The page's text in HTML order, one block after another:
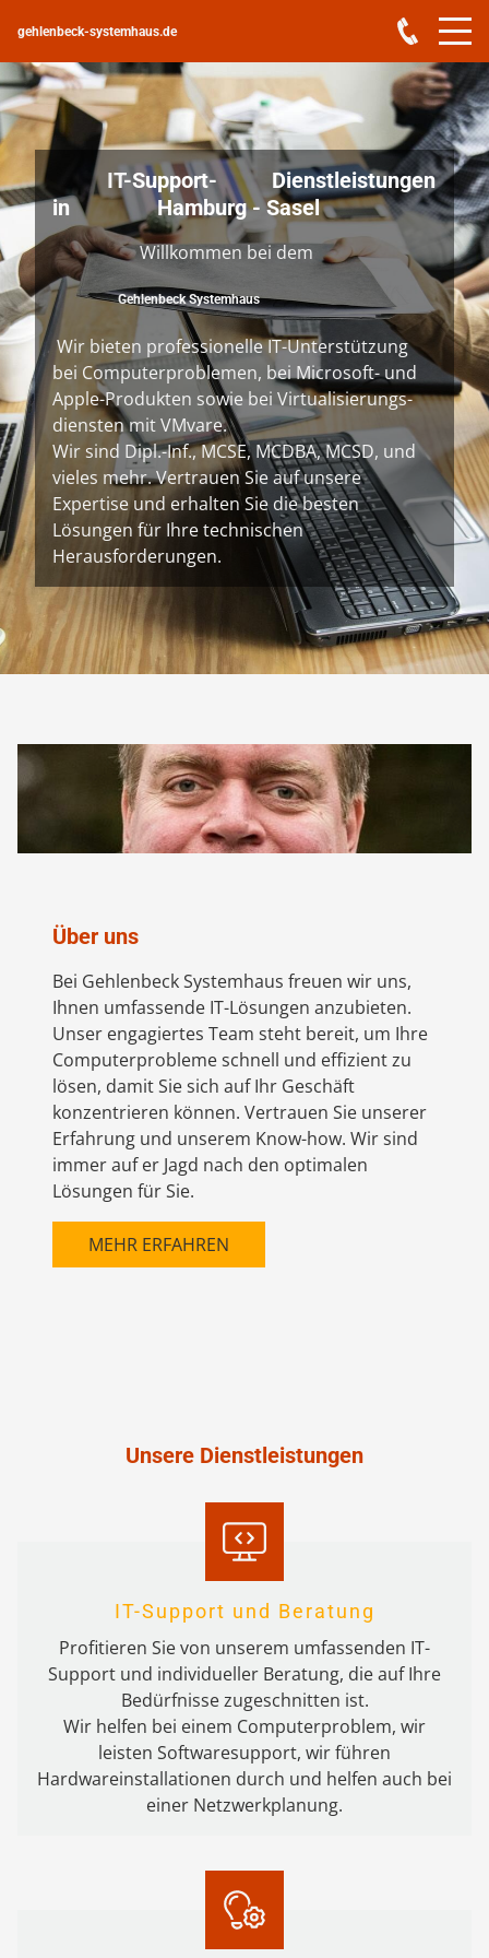
gehlenbeck-systemhaus.de
IT-Support- Dienstleistungen
in Hamburg- Sasel
Willkommen bei dem
Gehlenbeck Systemhaus
Wir bieten professionelle IT-Unterstützung
bei Computerproblemen, bei Microsoft- und
Apple-Produkten sowie bei Virtualisierungs-
diensten mit VMvare.
Wir sind Dipl.-Inf., MCSE, MCDBA, MCSD, und
vieles mehr. Vertrauen Sie auf unsere
Expertise und erhalten Sie die besten
Lösungen für Ihre technischen
Herausforderungen.
Über uns
Bei Gehlenbeck Systemhaus freuen wir uns,
Ihnen umfassende IT-Lösungen anzubieten.
Unser engagiertes Team steht bereit, um Ihre
Computerprobleme schnell und effizient zu
lösen, damit Sie sich auf Ihr Geschäft
konzentrieren können. Vertrauen Sie unserer
Erfahrung und unserem Know-how. Wir sind
immer auf er Jagd nach den optimalen
Lösungen für Sie.
MEHR ERFAHREN
Unsere Dienstleistungen
IT-Support und Beratung
Profitieren Sie von unserem umfassenden IT-
Support und individueller Beratung, die auf Ihre
Bedürfnisse zugeschnitten ist.
Wir helfen bei einem Computerproblem, wir
leisten Softwaresupport, wir führen
Hardwareinstallationen durch und helfen auch bei
einer Netzwerkplanung.